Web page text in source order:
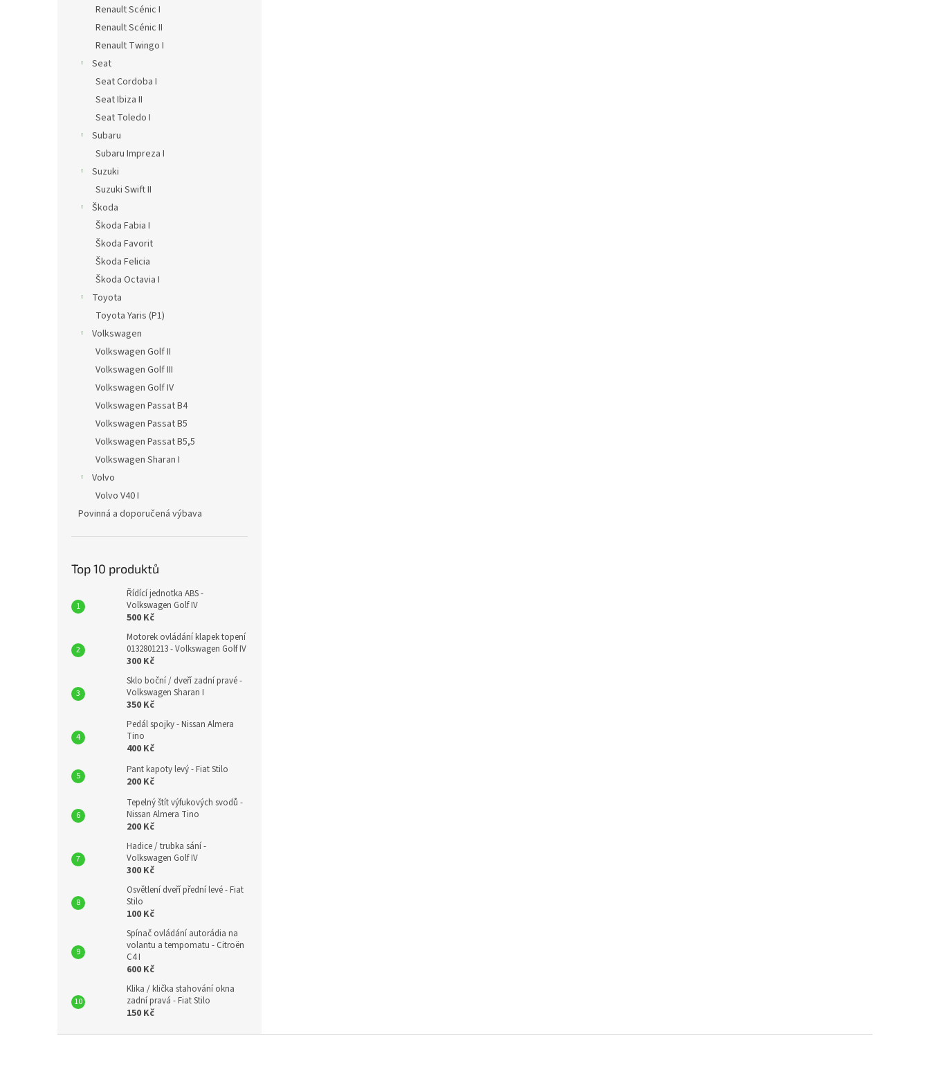
Renault Scénic I
Renault Scénic II
Renault Twingo I
Seat
Seat Cordoba I
Seat Ibiza II
Seat Toledo I
Subaru
Subaru Impreza I
Suzuki
Suzuki Swift II
Škoda
Škoda Fabia I
Škoda Favorit
Škoda Felicia
Škoda Octavia I
Toyota
Toyota Yaris (P1)
Volkswagen
Volkswagen Golf II
Volkswagen Golf III
Volkswagen Golf IV
Volkswagen Passat B4
Volkswagen Passat B5
Volkswagen Passat B5,5
Volkswagen Sharan I
Volvo
Volvo V40 I
Povinná a doporučená výbava
Top 10 produktů
Řídící jednotka ABS -
Volkswagen Golf IV
500 Kč
Motorek ovládání klapek topení
0132801213 - Volkswagen Golf IV
300 Kč
Sklo boční / dveří zadní pravé -
Volkswagen Sharan I
350 Kč
Pedál spojky - Nissan Almera
Tino
400 Kč
Pant kapoty levý - Fiat Stilo
200 Kč
Tepelný štít výfukových svodů -
Nissan Almera Tino
200 Kč
Hadice / trubka sání -
Volkswagen Golf IV
300 Kč
Osvětlení dveří přední levé - Fiat
Stilo
100 Kč
Spínač ovládání autorádia na
volantu a tempomatu - Citroën
C4 I
600 Kč
Klika / klička stahování okna
zadní pravá - Fiat Stilo
150 Kč